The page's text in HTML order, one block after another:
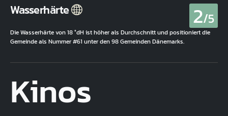
Wasserhärte 2/5
Die Wasserhärte von 18 °dH ist höher als Durchschnitt und positioniert die
Gemeinde als Nummer #61 unter den 98 Gemeinden Dänemarks.
Kinos